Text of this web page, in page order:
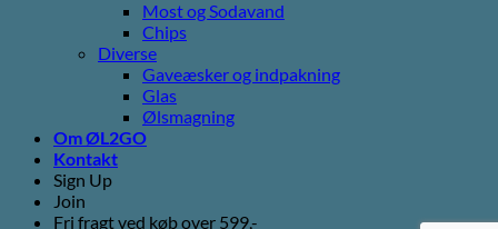
Most og Sodavand
Chips
Diverse
Gaveæsker og indpakning
Glas
Ølsmagning
Om ØL2GO
Kontakt
Sign Up
Join
Fri fragt ved køb over 599,-